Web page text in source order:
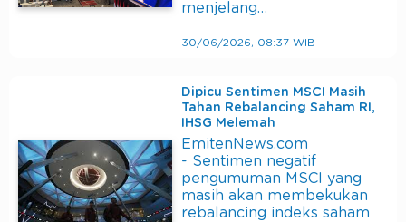
menjelang…
30/06/2026, 08:37 WIB
Dipicu Sentimen MSCI Masih
Tahan Rebalancing Saham RI,
IHSG Melemah
EmitenNews.com
- Sentimen negatif
pengumuman MSCI yang
masih akan membekukan
rebalancing indeks saham